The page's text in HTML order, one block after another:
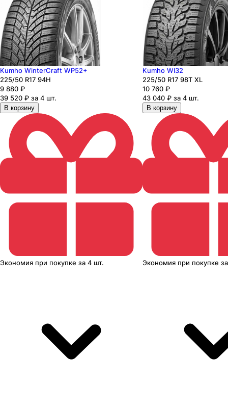
Kumho WinterCraft WP52+
225/50 R17 94H
9 880 ₽
39 520 ₽ за 4 шт.
В корзину
Экономия при покупке за 4 шт.
Kumho WI32
225/50 R17 98T XL
10 760 ₽
43 040 ₽ за 4 шт.
В корзину
Экономия при покупке